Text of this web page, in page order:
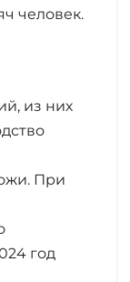
человек.
из них
При
год